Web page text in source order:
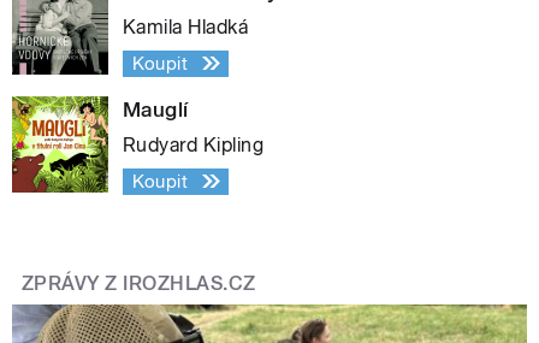
Kamila Hladká
Koupit
Mauglí
Rudyard Kipling
Koupit
ZPRÁVY Z IROZHLAS.CZ